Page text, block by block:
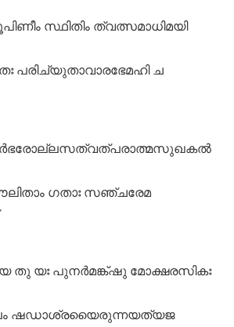
സ്ഥിതിം ത്വത്സമാധിമയി
പരിച്യുതാവാരഭേമഹി ച
ഗതാഃ സഞ്ചരേമ
തു യഃ പുനർമങ്ക്ഷു മോക്ഷരസികഃ
ഷഡാശ്രയൈരുന്നയത്യജ